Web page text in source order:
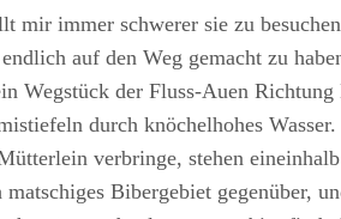
mir immer schwerer sie zu
auf den Weg gemacht zu
Wegstück der Fluss-Auen
durch knöchelhohes
verbringe, stehen
matschiges Bibergebiet gegenüber,